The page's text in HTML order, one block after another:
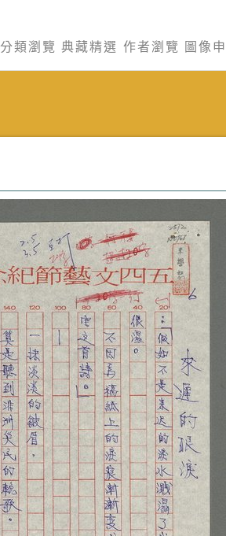
分類瀏覽 典藏精選 作者瀏覽 圖像